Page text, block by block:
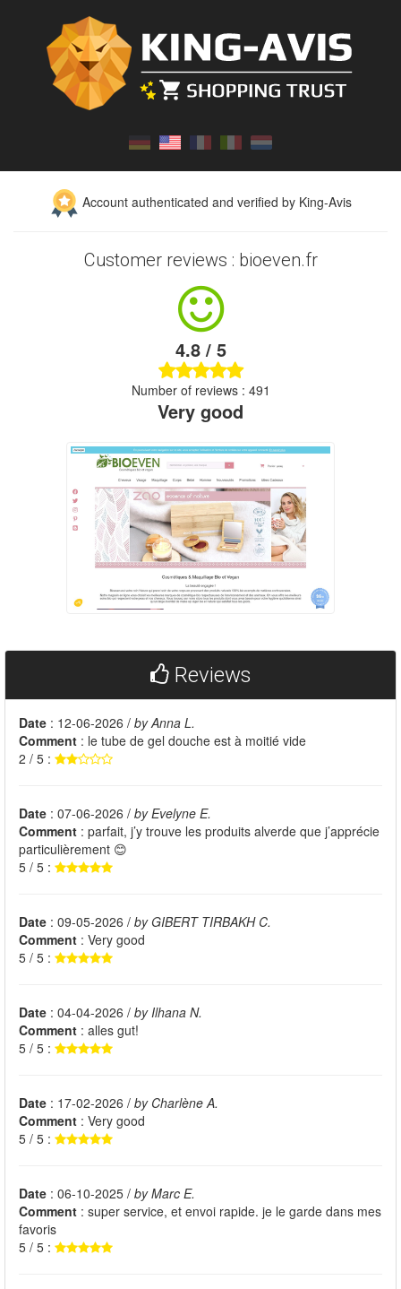
Account authenticated and verified by King-Avis
Customer reviews : bioeven.fr
4.8 / 5
Number of reviews : 491
Very good
Reviews
Date : 12-06-2026 / by Anna L.
Comment : le tube de gel douche est à moitié vide
2 / 5 :
Date : 07-06-2026 / by Evelyne E.
Comment : parfait, j’y trouve les produits alverde que j’apprécie
particulièrement 😊
5 / 5 :
Date : 09-05-2026 / by GIBERT TIRBAKH C.
Comment : Very good
5 / 5 :
Date : 04-04-2026 / by Ilhana N.
Comment : alles gut!
5 / 5 :
Date : 17-02-2026 / by Charlène A.
Comment : Very good
5 / 5 :
Date : 06-10-2025 / by Marc E.
Comment : super service, et envoi rapide. je le garde dans mes
favoris
5 / 5 :